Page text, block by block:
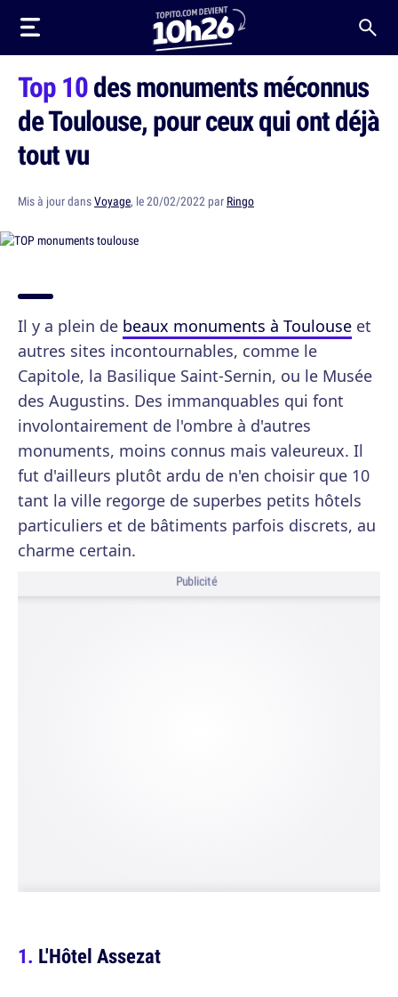
Top 10des monuments méconnus
de Toulouse, pour ceux qui ont déjà
tout vu
Mis à jour dansVoyage, le 20/02/2022 par Ringo
Il y a plein de beaux monuments à Toulouse et
autres sites incontournables, comme le
Capitole, la Basilique Saint-Sernin, ou le Musée
des Augustins. Des immanquables qui font
involontairement de l'ombre à d'autres
monuments, moins connus mais valeureux. Il
fut d'ailleurs plutôt ardu de n'en choisir que 10
tant la ville regorge de superbes petits hôtels
particuliers et de bâtiments parfois discrets, au
charme certain.
Publicité
L'Hôtel Assezat